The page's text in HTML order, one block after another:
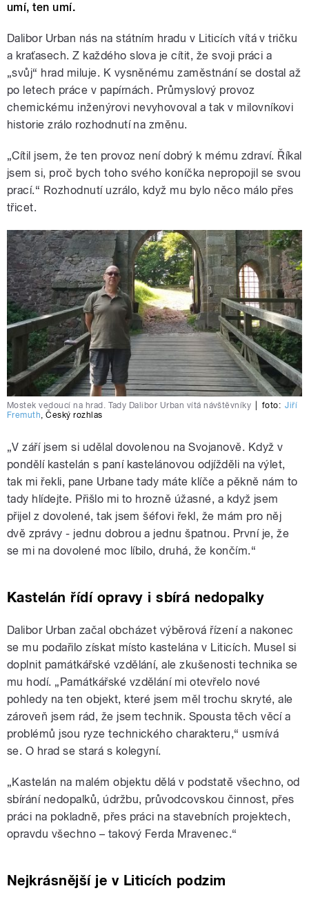
umí, ten umí.
Dalibor Urban nás na státním hradu v Liticích vítá v tričku
a kraťasech. Z každého slova je cítit, že svoji práci a
„svůj“ hrad miluje. K vysněnému zaměstnání se dostal až
po letech práce v papírnách. Průmyslový provoz
chemickému inženýrovi nevyhovoval a tak v milovníkovi
historie zrálo rozhodnutí na změnu.
„Cítil jsem, že ten provoz není dobrý k mému zdraví. Říkal
jsem si, proč bych toho svého koníčka nepropojil se svou
prací.“ Rozhodnutí uzrálo, když mu bylo něco málo přes
třicet.
Mostek vedoucí na hrad. Tady Dalibor Urban vítá návštěvníky foto: Jiří
Fremuth,Český rozhlas
„V září jsem si udělal dovolenou na Svojanově. Když v
pondělí kastelán s paní kastelánovou odjížděli na výlet,
tak mi řekli, pane Urbane tady máte klíče a pěkně nám to
tady hlídejte. Přišlo mi to hrozně úžasné, a když jsem
přijel z dovolené, tak jsem šéfovi řekl, že mám pro něj
dvě zprávy - jednu dobrou a jednu špatnou. První je, že
se mi na dovolené moc líbilo, druhá, že končím.“
Kastelán řídí opravy i sbírá nedopalky
Dalibor Urban začal obcházet výběrová řízení a nakonec
se mu podařilo získat místo kastelána v Liticích. Musel si
doplnit památkářské vzdělání, ale zkušenosti technika se
mu hodí. „Památkářské vzdělání mi otevřelo nové
pohledy na ten objekt, které jsem měl trochu skryté, ale
zároveň jsem rád, že jsem technik. Spousta těch věcí a
problémů jsou ryze technického charakteru,“ usmívá
se. O hrad se stará s kolegyní.
„Kastelán na malém objektu dělá v podstatě všechno, od
sbírání nedopalků, údržbu, průvodcovskou činnost, přes
práci na pokladně, přes práci na stavebních projektech,
opravdu všechno – takový Ferda Mravenec.“
Nejkrásnější je v Liticích podzim